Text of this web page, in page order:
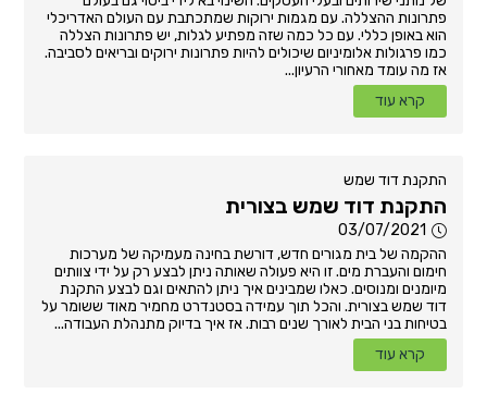
פתרונות ההצללה. עם מגמות ירוקות שמתכתבת עם העולם האדריכלי
הוא באופן כללי. עם כל כמה שזה מפתיע לגלות, יש פתרונות הצללה
כמו פרגולות אלומיניום שיכולים להיות פתרונות ירוקים ובריאים לסביבה.
אז מה עומד מאחורי הרעיון...
קרא עוד
התקנת דוד שמש
התקנת דוד שמש בצורית
03/07/2021
ההקמה של בית מגורים חדש, דורשת בחינה מעמיקה של מערכות
חימום והעברת מים. זו היא פעולה שאותה ניתן לבצע רק על ידי צוותים
מיומנים ומנוסים. כאלו שמבינים איך ניתן להתאים וגם לבצע התקנת
דוד שמש בצורית. והכל תוך עמידה בסטנדרט מחמיר מאוד ששומר על
בטיחות בני הבית לאורך שנים רבות. אז איך בדיוק מתנהלת העבודה...
קרא עוד